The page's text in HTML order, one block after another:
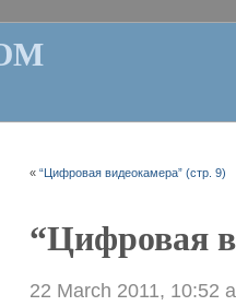
«“Цифровая видеокамера” (стр. 9)
“Цифровая
22 March 2011, 10:52